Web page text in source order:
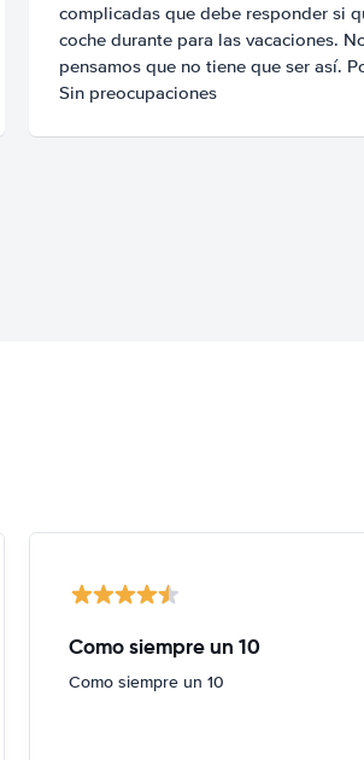
complicadas que debe responder si
coche durante para las vacaciones.
pensamos que no tiene que ser así.
Sin preocupaciones
Como siempre un 10
Como siempre un 10